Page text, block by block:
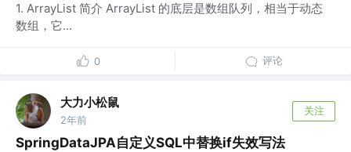
1. ArrayList 简介 ArrayList 的底层是数组队列，相当于动态
数组，它...
0 评论
大力小松鼠
2年前
关注
SpringDataJPA自定义SQL中替换if失效写法